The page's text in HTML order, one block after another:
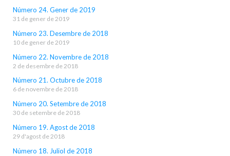
Número 24. Gener de 2019
31 de gener de 2019
Número 23. Desembre de 2018
10 de gener de 2019
Número 22. Novembre de 2018
2 de desembre de 2018
Número 21. Octubre de 2018
6 de novembre de 2018
Número 20. Setembre de 2018
30 de setembre de 2018
Número 19. Agost de 2018
29 d'agost de 2018
Número 18. Juliol de 2018